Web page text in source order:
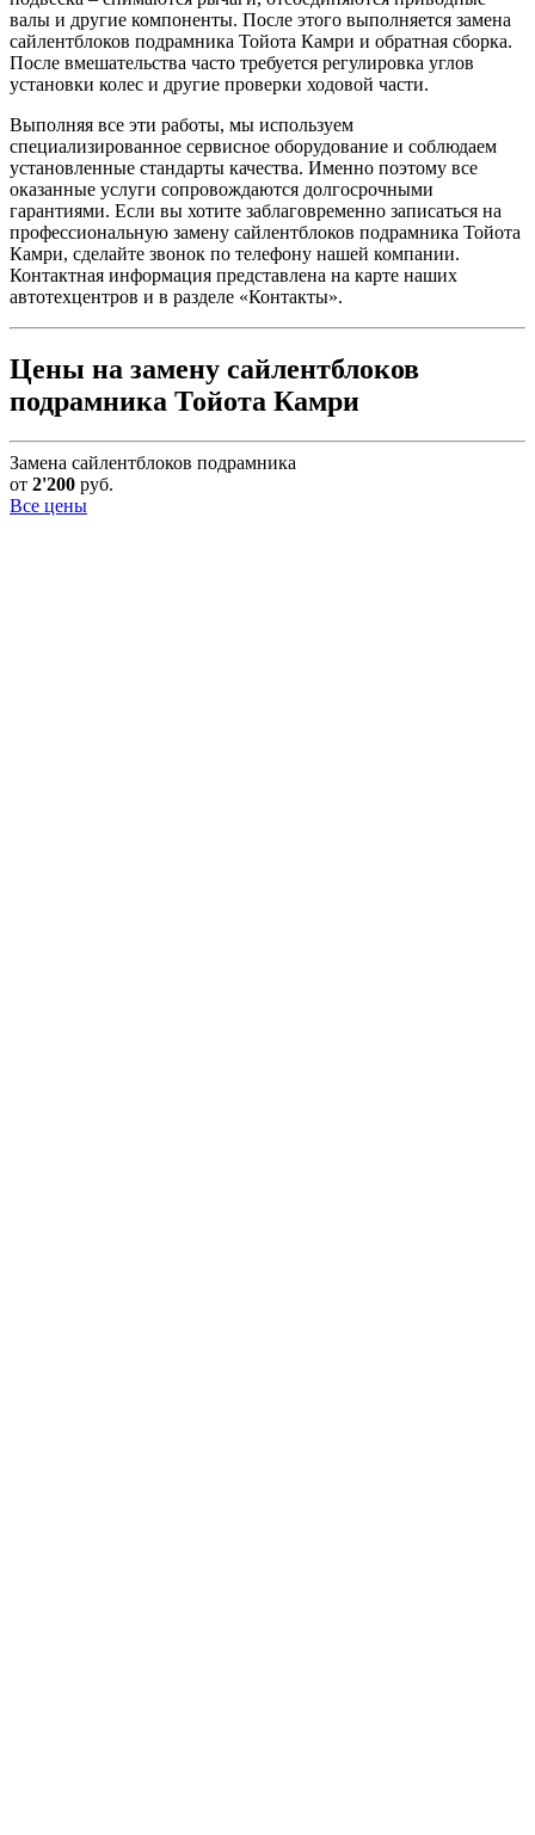
валы и другие компоненты. После этого выполняется замена
сайлентблоков подрамника Тойота Камри и обратная сборка.
После вмешательства часто требуется регулировка углов
установки колес и другие проверки ходовой части.
Выполняя все эти работы, мы используем
специализированное сервисное оборудование и соблюдаем
установленные стандарты качества. Именно поэтому все
оказанные услуги сопровождаются долгосрочными
гарантиями. Если вы хотите заблаговременно записаться на
профессиональную замену сайлентблоков подрамника Тойота
Камри, сделайте звонок по телефону нашей компании.
Контактная информация представлена на карте наших
автотехцентров и в разделе «Контакты».
Цены на замену сайлентблоков
подрамника Тойота Камри
Замена сайлентблоков подрамника
от 2'200 руб.
Все цены